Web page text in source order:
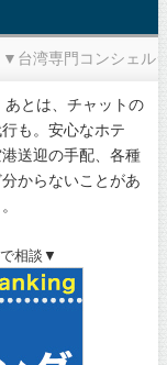
▼台湾専門コンシェル
あとは、チャットの
も。安心なホテ
送迎の手配、各種
からないことがあ
相談▼